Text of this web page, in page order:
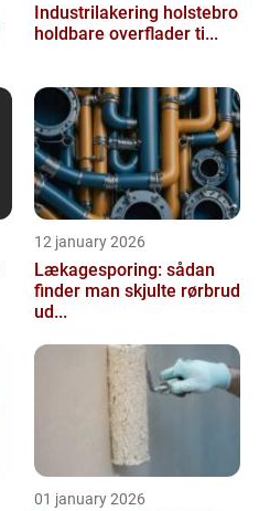
Industrilakering holstebro
holdbare overflader ti...
12 january 2026
Lækagesporing: sådan
finder man skjulte rørbrud
ud...
01 january 2026